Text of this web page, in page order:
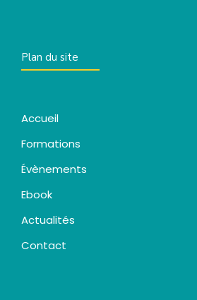
Plan du site
Accueil
Formations
Évènements
Ebook
Actualités
Contact